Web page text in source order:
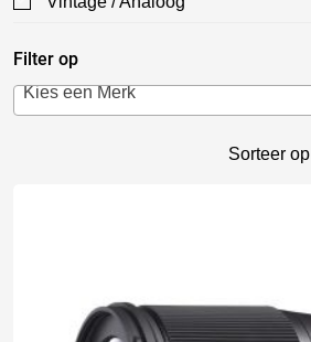
Filter op
Kies een Merk
Sorteer op